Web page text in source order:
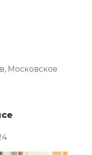
Московское